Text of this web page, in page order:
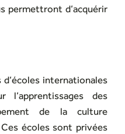
permettront d’acquérir
d’écoles internationales
l’apprentissages des
de la culture
écoles sont privées